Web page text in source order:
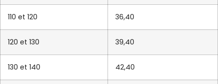
110 et 120 36,40
120 et 130 39,40
130 et 140 42,40